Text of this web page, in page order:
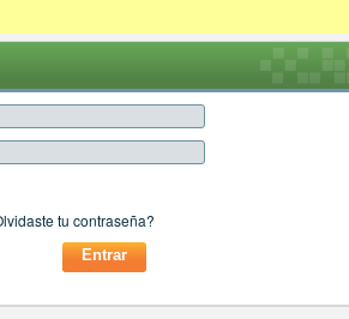
tu contraseña?
Entrar